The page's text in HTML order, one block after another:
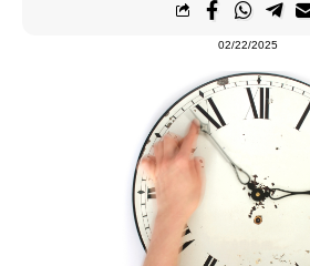
02/22/2025